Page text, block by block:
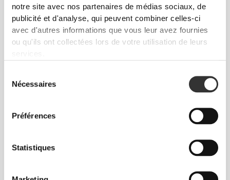
notre site avec nos partenaires de médias sociaux, de
publicité et d'analyse, qui peuvent combiner celles-ci
avec d'autres informations que vous leur avez fournies
ou qu'ils ont collectées lors de votre utilisation de leurs
Nécessaires
Préférences
Statistiques
Ample
Liberté totale de mouvement. Une coupe